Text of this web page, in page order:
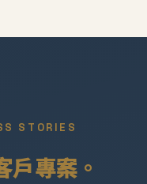
STORIES
戶專案。